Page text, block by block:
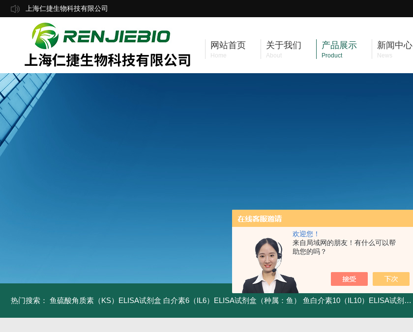
欢迎您！
来自局域网的朋友！有什么可以帮
助您的吗？
上海仁捷生物科技有限公司
网站首页
Home
关于我们
About
产品展示
Product
新闻中心
News
热门搜索： 鱼硫酸角质素（KS）ELISA试剂盒 白介素6（IL6）ELISA试剂盒（种属：鱼） 鱼白介素10（IL10）ELISA试剂盒发货及时